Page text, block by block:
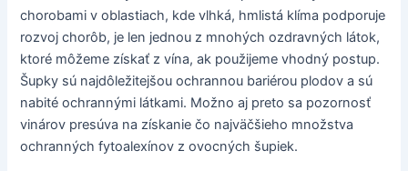
chorobami v oblastiach, kde vlhká, hmlistá klíma podporuje
rozvoj chorôb, je len jednou z mnohých ozdravných látok,
ktoré môžeme získať z vína, ak použijeme vhodný postup.
Šupky sú najdôležitejšou ochrannou bariérou plodov a sú
nabité ochrannými látkami. Možno aj preto sa pozornosť
vinárov presúva na získanie čo najväčšieho množstva
ochranných fytoalexínov z ovocných šupiek.